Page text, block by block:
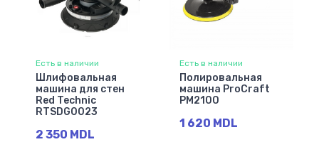
Есть в наличии
Шлифовальная
машина для стен
Red Technic
RTSDG0023
2 350 MDL
Есть в наличии
Полировальная
машина ProCraft
PM2100
1 620 MDL